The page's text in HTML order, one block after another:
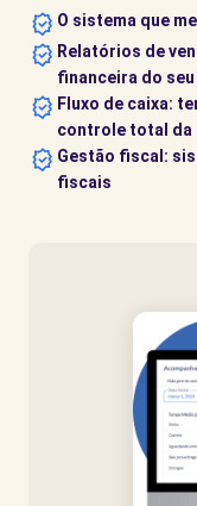
O sistema que
Relatórios de
financeira do
Fluxo de caixa:
controle total da
Gestão fiscal:
fiscais